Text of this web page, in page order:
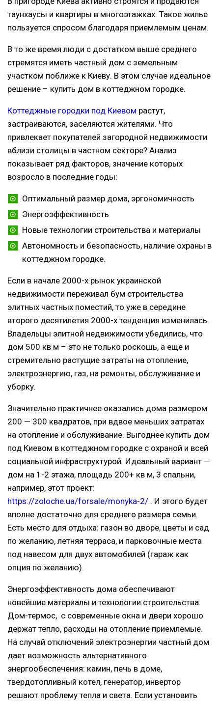
таунхаусы и квартиры в многоэтажках. Такое жилье
пользуется спросом благодаря приемлемым ценам.
В то же время люди с достатком выше среднего
стремятся иметь частный дом с земельным
участком поближе к Киеву. В этом случае идеальное
решение – купить дом в коттеджном городке.
Коттеджные городки под Киевом растут,
застраиваются, заселяются жителями. Что
привлекает покупателей загородной недвижимости
вблизи столицы в частном секторе? Анализ
показывает ряд факторов, значение которых
возросло в последние годы:
Оптимальный размер дома, эргономичность
Энергоэффективность
Новые технологии строительства и материалы
Автономность и безопасность, наличие охраны в
коттеджном городке.
Если в начале 2000-х рынок украинской
недвижимости переживал бум строительства
элитных частных поместий, то уже в середине
второго десятилетия 2000-х тенденция изменилась.
Владельцы элитной недвижимости убедились, что
дом 500 кв м – это не только роскошь, а еще и
стремительно растущие затраты на отопление,
электроэнергию, газ, на ремонты, обслуживание и
уборку.
Значительно практичнее оказались дома размером
200 — 300 квадратов, при вдвое меньших затратах
на отопление и обслуживание. Выгоднее купить дом
под Киевом в коттеджном городке с охраной и всей
социальной инфраструктурой. Идеальный вариант —
дом на 1-2 этажа, площадь 200+ кв м, 3 спальни,
например, этот проект:
https://zoloche.ua/forsale/monyka-2/ . И этого будет
вполне достаточно для среднего размера семьи.
Есть место для отдыха: газон во дворе, цветы и сад
по желанию, летняя терраса, и парковочные места
под навесом для двух автомобилей (гараж как
опция по желанию).
Энергоэффективность дома обеспечивают
новейшие материалы и технологии строительства.
Дом-термос, с современные окна и двери хорошо
держат тепло, расходы на отопление приемлемые.
На случай отключений электроэнергии частный дом
дает возможность альтернативного
энергообеспечения: камин, печь в доме,
твердотопливный котел, генератор, инвертор
решают проблему тепла и света. Если установить